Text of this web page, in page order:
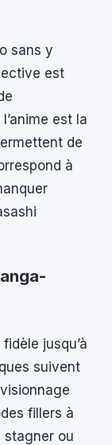
sans y
est
est la
de
à
jusqu’à
suivent
fillers à
stagner ou